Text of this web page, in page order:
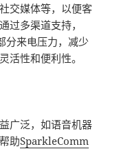
交媒体等，以便客
过多渠道支持，
分来电压力，减少
活性和便利性。
广泛，如语音机器
助SparkleComm